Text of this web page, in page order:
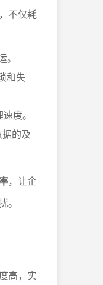
不仅耗
和失
度。
的及
，让企
。
高，实